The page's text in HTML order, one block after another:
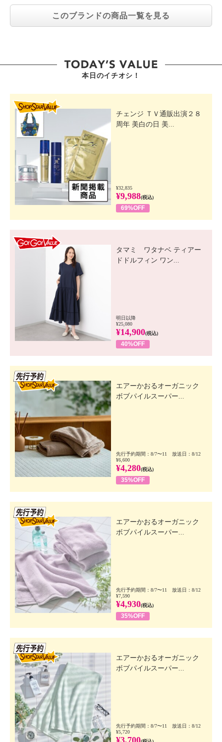
このブランドの商品一覧を見る
本日のイチオシ！
チェンジ ＴＶ通販出演２８
周年 美白の日 美...
¥32,835
¥9,988(税込)
69%OFF
タマミ ワタナベ ティアー
ドドルフィン ワン...
明日以降
¥25,080
¥14,900(税込)
40%OFF
エアーかおるオーガニック
ボブパイルスーパー...
先行予約期間：8/7〜11 放送日：8/12
¥6,600
¥4,280(税込)
35%OFF
エアーかおるオーガニック
ボブパイルスーパー...
先行予約期間：8/7〜11 放送日：8/12
¥7,590
¥4,930(税込)
35%OFF
エアーかおるオーガニック
ボブパイルスーパー...
先行予約期間：8/7〜11 放送日：8/12
¥5,720